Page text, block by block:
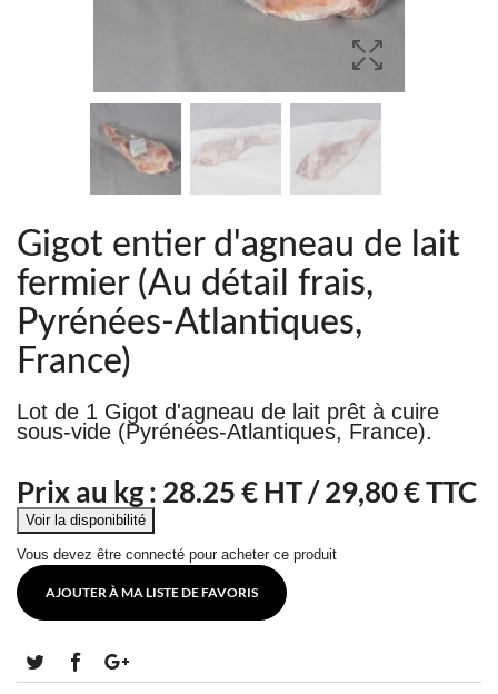
Gigot entier d'agneau de lait
fermier (Au détail frais,
Pyrénées-Atlantiques,
France)
Lot de 1 Gigot d'agneau de lait prêt à cuire
sous-vide (Pyrénées-Atlantiques, France).
Prix au kg : 28.25€ HT /29,80 € TTC
Vous devez être connecté pour acheter ce produit
AJOUTER À MA LISTE DE FAVORIS